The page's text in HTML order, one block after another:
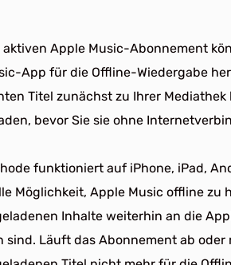
aktiven Apple Music-Abonnement
App für die Offline-Wiedergabe
Titel zunächst zu Ihrer
bevor Sie sie ohne
funktioniert auf iPhone, iPad,
Möglichkeit, Apple Music offline zu
Inhalte weiterhin an die
sind. Läuft das Abonnement ab